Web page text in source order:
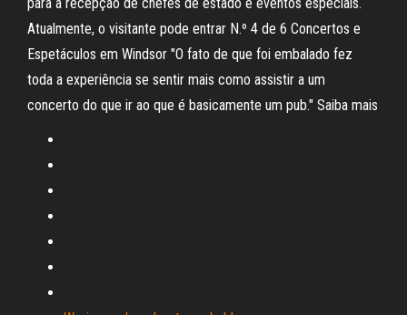
Atualmente, o visitante pode entrar N.º 4 de 6 Concertos e
Espetáculos em Windsor "O fato de que foi embalado fez
toda a experiência se sentir mais como assistir a um
concerto do que ir ao que é basicamente um pub." Saiba mais